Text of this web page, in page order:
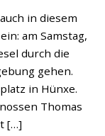
in diesem
am Samstag,
durch die
gehen.
in Hünxe.
Thomas
[…]